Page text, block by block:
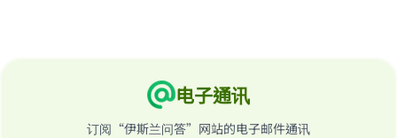
电子通讯
订阅“伊斯兰问答”网站的电子邮件通讯